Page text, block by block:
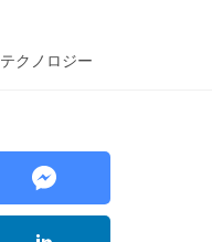
テクノロジー